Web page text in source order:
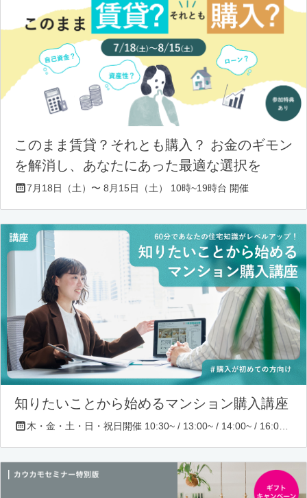
このまま賃貸？それとも購入？ お金のギモン
を解消し、あなたにあった最適な選択を
7月18日（土）〜 8月15日（土） 10時~19時台 開催
知りたいことから始めるマンション購入講座